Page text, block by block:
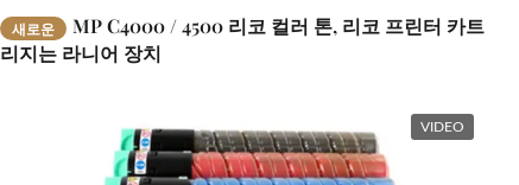
새로운
MP C4000 / 4500 리코 컬러 톤, 리코 프린터 카트
리지는 라니어 장치
VIDEO